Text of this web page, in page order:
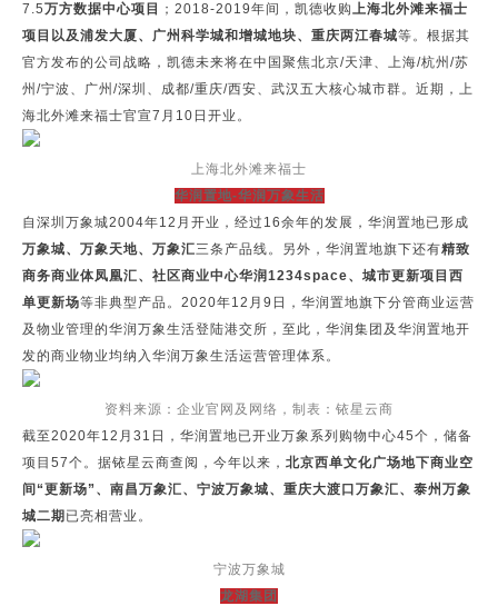
7.5万方数据中心项目 ；2018-2019年间，凯德收购上海北外滩来福士
项目以及浦发大厦、广州科学城和增城地块、重庆两江春城等。根据其
官方发布的公司战略，凯德未来将在中国聚焦北京/天津、上海/杭州/苏
州/宁波、广州/深圳、成都/重庆/西安、武汉五大核心城市群。近期，上
海北外滩来福士官宣7月10日开业。
上海北外滩来福士
华润置地-华润万象生活
自深圳万象城2004年12月开业，经过16余年的发展，华润置地已形成
万象城、万象天地、万象汇三条产品线。另外，华润置地旗下还有精致
商务商业体凤凰汇、社区商业中心华润1234space、城市更新项目西
单更新场等非典型产品。2020年12月9日，华润置地旗下分管商业运营
及物业管理的华润万象生活登陆港交所，至此，华润集团及华润置地开
发的商业物业均纳入华润万象生活运营管理体系。
资料来源：企业官网及网络，制表：铱星云商
截至2020年12月31日，华润置地已开业万象系列购物中心45个，储备
项目57个。据铱星云商查阅，今年以来， 北京西单文化广场地下商业空
间“更新场”、南昌万象汇、宁波万象城、重庆大渡口万象汇、泰州万象
城二期 已亮相营业。
宁波万象城
龙湖集团